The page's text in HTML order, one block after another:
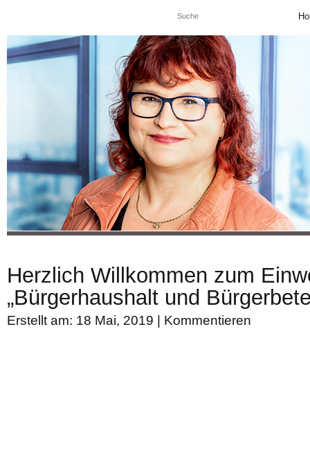
Herzlich Willkommen zum
„Bürgerhaushalt und
Erstellt am: 18 Mai, 2019 | Kommentieren